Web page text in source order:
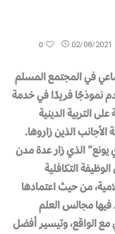
02/08/2021
0
في المجتمع المسلم
نموذجًا فريدًا في خدمة
التربية الدينية
الأجانب الذين زاروها.
الذي زار عدة مدن
التكافلية
من حيث اعتمادها
فيها مجالس العلم
مع الواقع، وتيسير أفضل